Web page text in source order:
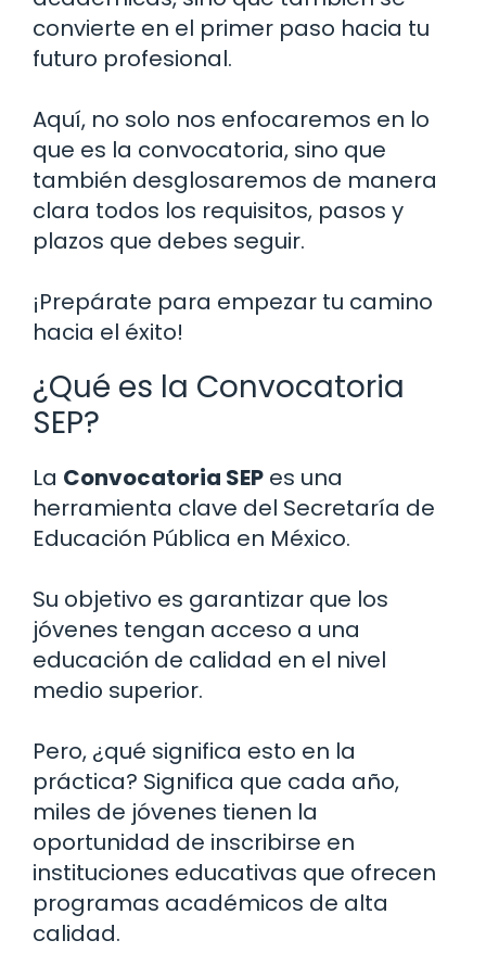
convierte en el primer paso hacia tu
futuro profesional.
Aquí, no solo nos enfocaremos en lo
que es la convocatoria, sino que
también desglosaremos de manera
clara todos los requisitos, pasos y
plazos que debes seguir.
¡Prepárate para empezar tu camino
hacia el éxito!
¿Qué es la Convocatoria
SEP?
La Convocatoria SEP es una
herramienta clave del Secretaría de
Educación Pública en México.
Su objetivo es garantizar que los
jóvenes tengan acceso a una
educación de calidad en el nivel
medio superior.
Pero, ¿qué significa esto en la
práctica? Significa que cada año,
miles de jóvenes tienen la
oportunidad de inscribirse en
instituciones educativas que ofrecen
programas académicos de alta
calidad.